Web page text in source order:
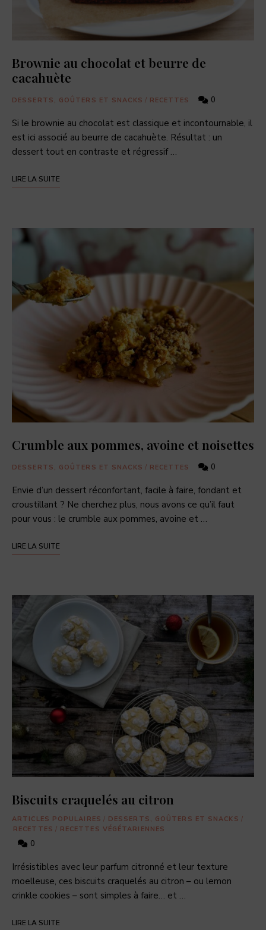
Brownie au chocolat et beurre de
cacahuète
DESSERTS, GOÛTERS ET SNACKS / RECETTES 0
Si le brownie au chocolat est classique et incontournable, il
est ici associé au beurre de cacahuète. Résultat : un
dessert tout en contraste et régressif …
LIRE LA SUITE
Crumble aux pommes, avoine et noisettes
DESSERTS, GOÛTERS ET SNACKS / RECETTES 0
Envie d’un dessert réconfortant, facile à faire, fondant et
croustillant ? Ne cherchez plus, nous avons ce qu’il faut
pour vous : le crumble aux pommes, avoine et …
LIRE LA SUITE
Biscuits craquelés au citron
ARTICLES POPULAIRES / DESSERTS, GOÛTERS ET SNACKS /
RECETTES / RECETTES VÉGÉTARIENNES
0
Irrésistibles avec leur parfum citronné et leur texture
moelleuse, ces biscuits craquelés au citron – ou lemon
crinkle cookies – sont simples à faire… et …
LIRE LA SUITE